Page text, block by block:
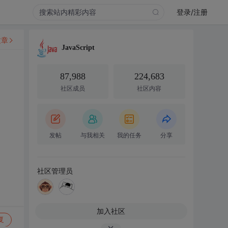
登录/注册
JavaScript
87,988
社区成员
224,683
社区内容
发帖 与我相关 我的任务 分享
社区管理员
加入社区